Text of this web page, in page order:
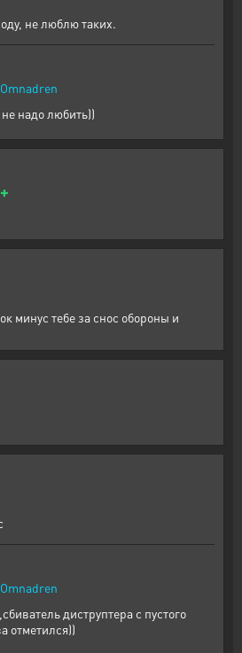
не люблю таких.
Omnadren
надо любить))
+
минус тебе за снос обороны и
Omnadren
диструптера с пустого
отметился))